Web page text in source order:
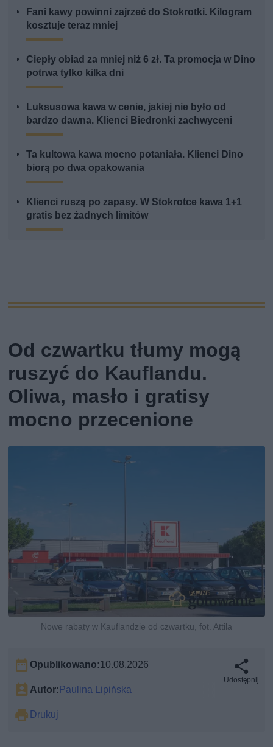
Fani kawy powinni zajrzeć do Stokrotki. Kilogram
kosztuje teraz mniej
Ciepły obiad za mniej niż 6 zł. Ta promocja w Dino
potrwa tylko kilka dni
Luksusowa kawa w cenie, jakiej nie było od
bardzo dawna. Klienci Biedronki zachwyceni
Ta kultowa kawa mocno potaniała. Klienci Dino
biorą po dwa opakowania
Klienci ruszą po zapasy. W Stokrotce kawa 1+1
gratis bez żadnych limitów
Od czwartku tłumy mogą
ruszyć do Kauflandu.
Oliwa, masło i gratisy
mocno przecenione
Nowe rabaty w Kauflandzie od czwartku, fot. Attila
Opublikowano:10.08.2026
Autor: Paulina Lipińska
Drukuj
Udostępnij